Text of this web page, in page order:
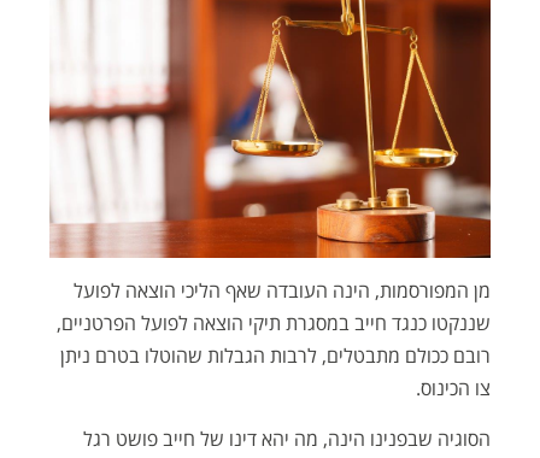
מן המפורסמות, הינה העובדה שאף הליכי הוצאה לפועל
שננקטו כנגד חייב במסגרת תיקי הוצאה לפועל הפרטניים,
רובם ככולם מתבטלים, לרבות הגבלות שהוטלו בטרם ניתן
צו הכינוס.
הסוגיה שבפנינו הינה, מה יהא דינו של חייב פושט רגל